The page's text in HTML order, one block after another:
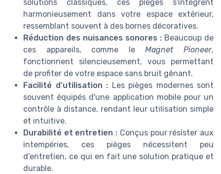
solutions classiques, ces pièges s'intègrent
harmonieusement dans votre espace extérieur,
ressemblant souvent à des bornes décoratives.
Réduction des nuisances sonores : Beaucoup de
ces appareils, comme leMagnet Pioneer,
fonctionnent silencieusement, vous permettant
de profiter de votre espace sans bruit gênant.
Facilité d'utilisation : Les pièges modernes sont
souvent équipés d'une application mobile pour un
contrôle à distance, rendant leur utilisation simple
et intuitive.
Durabilité et entretien : Conçus pour résister aux
intempéries, ces pièges nécessitent peu
d'entretien, ce qui en fait une solution pratique et
durable.